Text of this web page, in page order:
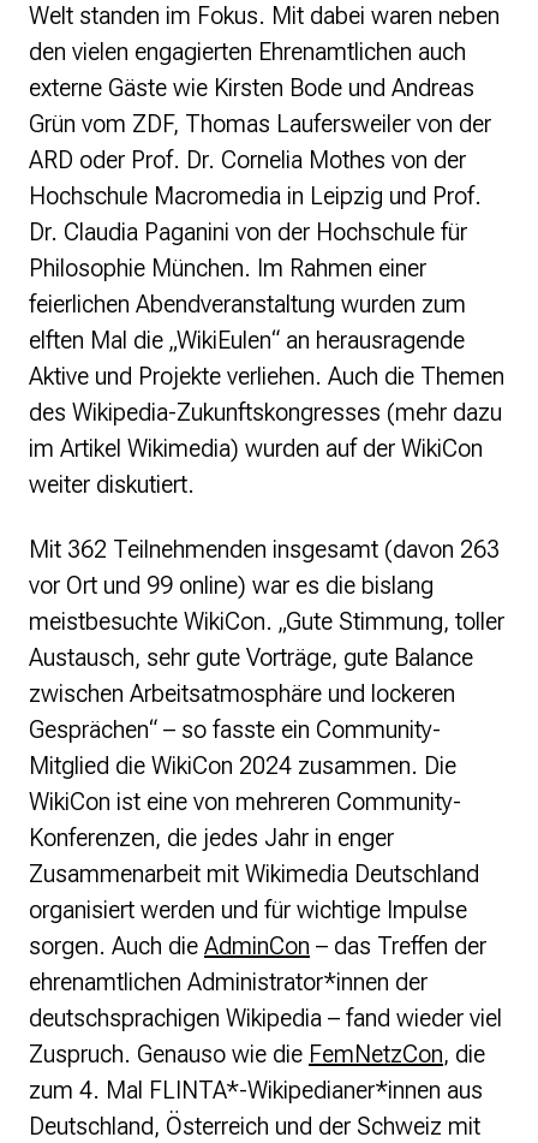
Welt standen im Fokus. Mit dabei waren neben
den vielen engagierten Ehrenamtlichen auch
externe Gäste wie Kirsten Bode und Andreas
Grün vom ZDF, Thomas Laufersweiler von der
ARD oder Prof. Dr. Cornelia Mothes von der
Hochschule Macromedia in Leipzig und Prof.
Dr. Claudia Paganini von der Hochschule für
Philosophie München. Im Rahmen einer
feierlichen Abendveranstaltung wurden zum
elften Mal die „WikiEulen“ an herausragende
Aktive und Projekte verliehen. Auch die Themen
des Wikipedia-Zukunftskongresses (mehr dazu
im Artikel Wikimedia) wurden auf der WikiCon
weiter diskutiert.
Mit 362 Teilnehmenden insgesamt (davon 263
vor Ort und 99 online) war es die bislang
meistbesuchte WikiCon. „Gute Stimmung, toller
Austausch, sehr gute Vorträge, gute Balance
zwischen Arbeitsatmosphäre und lockeren
Gesprächen“ – so fasste ein Community-
Mitglied die WikiCon 2024 zusammen. Die
WikiCon ist eine von mehreren Community-
Konferenzen, die jedes Jahr in enger
Zusammenarbeit mit Wikimedia Deutschland
organisiert werden und für wichtige Impulse
sorgen. Auch die AdminCon – das Treffen der
ehrenamtlichen Administrator*innen der
deutschsprachigen Wikipedia – fand wieder viel
Zuspruch. Genauso wie die FemNetzCon, die
zum 4. Mal FLINTA*-Wikipedianer*innen aus
Deutschland, Österreich und der Schweiz mit